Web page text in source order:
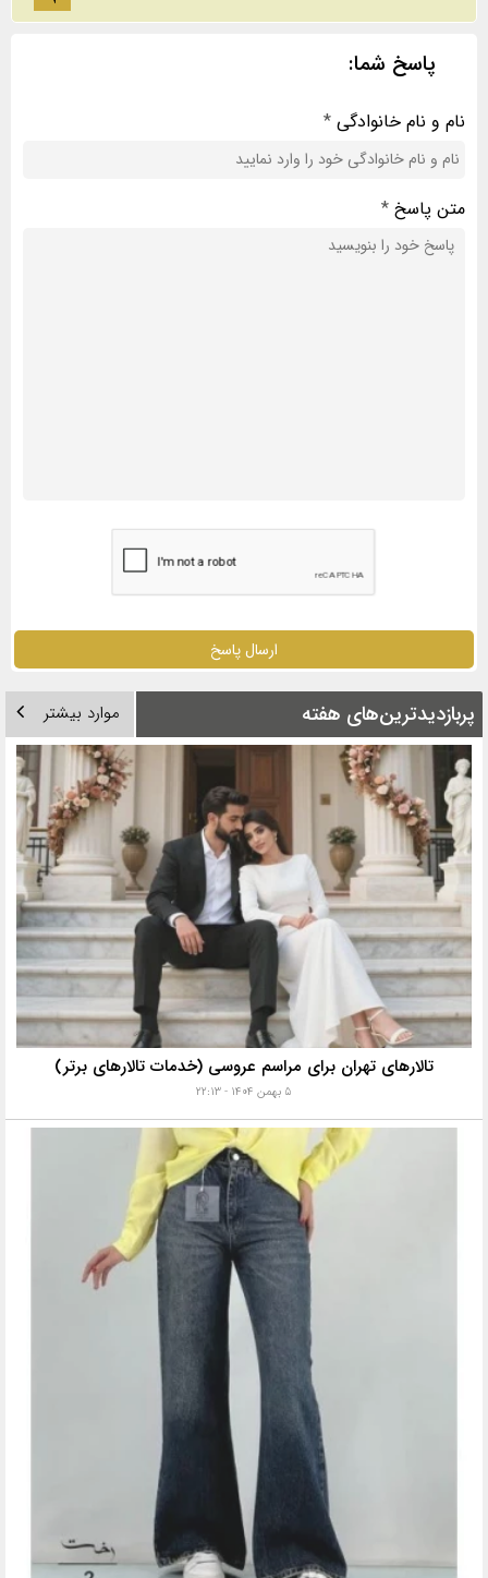
پاسخ شما:
نام و نام خانوادگی *
متن پاسخ *
ارسال پاسخ
پربازدیدترین‌های هفته موارد بیشتر
تالارهای تهران برای مراسم عروسی (خدمات تالارهای برتر)
۵ بهمن ۱۴۰۴ - ۲۲:۱۳